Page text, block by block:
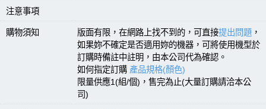
注意事項
購物須知 版面有限，在網路上找不到的，可直接提出問題 ，
如果妳不確定是否適用妳的機器，可將使用機型於
訂購時備註中註明，由本公司代為確認。
如何指定訂購 產品規格(顏色)
限量供應1(組/個)，售完為止(大量訂購請洽本公
司)